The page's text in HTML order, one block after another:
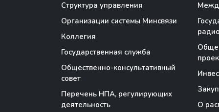
Структура управления
Организации системы Минсвязи
Коллегия
Государственная служба
Общественно-консультативный
совет
Перечень НПА, регулирующих
деятельность
О